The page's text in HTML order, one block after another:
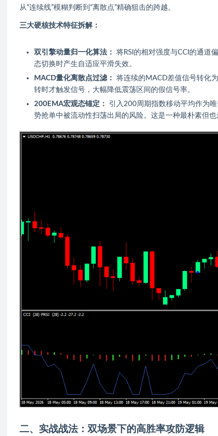
从“连续线”模糊判断到“离散点”精确狙击的跨越。
三大硬核技术特征拆解：
双引擎动量归一化算法：
将RSI的相对强度与CCI的通道
态切换时产生自适应平滑失效。
MACD量化离散点过滤：
将连续的MACD差值信号转化
转时才触发信号，大幅降低震荡区间的假信号率。
200EMA宏观态锚定：
引入200周期指数移动平均作为
势抢单中被流动性扫荡出局的风险。这是一种最朴素但
二、实战战法：双场景下的高胜率攻防逻辑